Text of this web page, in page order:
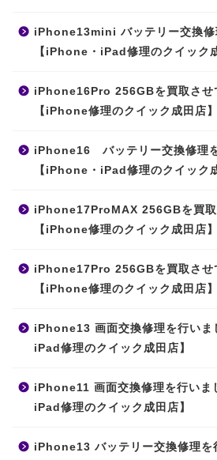
iPhone13mini バッテリー交換修
【iPhone・iPad修理のクイック
iPhone16Pro 256GBを買取さ
【iPhone修理のクイック成田店】
iPhone16 バッテリー交換修理を
【iPhone・iPad修理のクイック
iPhone17ProMAX 256GBを買
【iPhone修理のクイック成田店】
iPhone17Pro 256GBを買取さ
【iPhone修理のクイック成田店】
iPhone13 画面交換修理を行いま
iPad修理のクイック成田店】
iPhone11 画面交換修理を行いま
iPad修理のクイック成田店】
iPhone13 バッテリー交換修理を